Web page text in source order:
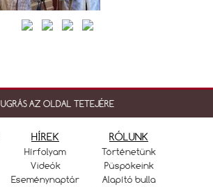
UGRÁS AZ OLDAL TETEJÉRE
HÍREK
Hírfolyam
Videók
Eseménynaptár
RÓLUNK
Történetünk
Püspökeink
Alapító bulla